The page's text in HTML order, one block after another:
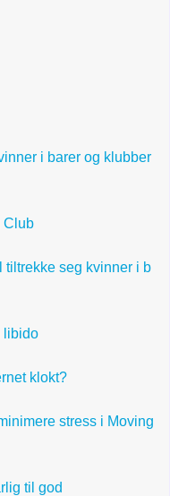
i barer og klubber
Club
seg kvinner i b
libido
klokt?
stress i Moving
til god